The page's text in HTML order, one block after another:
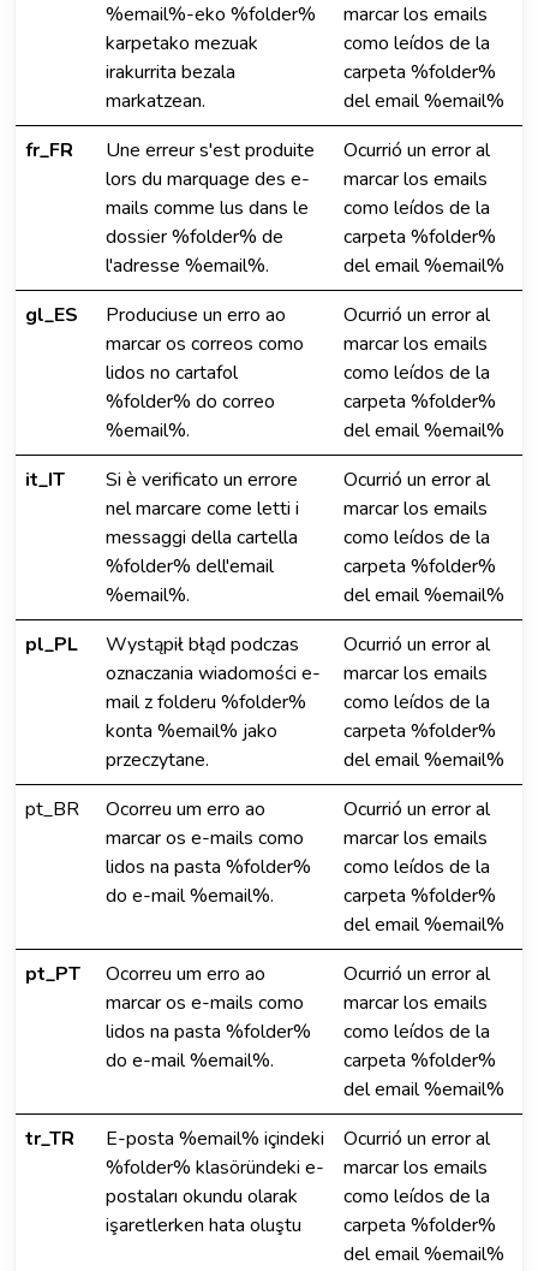
%email%-eko %folder%
karpetako mezuak
irakurrita bezala
markatzean.
marcar los emails
como leídos de la
carpeta %folder%
del email %email%
fr_FR
Une erreur s'est produite
lors du marquage des e-
mails comme lus dans le
dossier %folder% de
l'adresse %email%.
Ocurrió un error al
marcar los emails
como leídos de la
carpeta %folder%
del email %email%
gl_ES
Produciuse un erro ao
marcar os correos como
lidos no cartafol
%folder% do correo
%email%.
Ocurrió un error al
marcar los emails
como leídos de la
carpeta %folder%
del email %email%
it_IT
Si è verificato un errore
nel marcare come letti i
messaggi della cartella
%folder% dell'email
%email%.
Ocurrió un error al
marcar los emails
como leídos de la
carpeta %folder%
del email %email%
pl_PL
Wystąpił błąd podczas
oznaczania wiadomości e-
mail z folderu %folder%
konta %email% jako
przeczytane.
Ocurrió un error al
marcar los emails
como leídos de la
carpeta %folder%
del email %email%
pt_BR
Ocorreu um erro ao
marcar os e-mails como
lidos na pasta %folder%
do e-mail %email%.
Ocurrió un error al
marcar los emails
como leídos de la
carpeta %folder%
del email %email%
pt_PT
Ocorreu um erro ao
marcar os e-mails como
lidos na pasta %folder%
do e-mail %email%.
Ocurrió un error al
marcar los emails
como leídos de la
carpeta %folder%
del email %email%
tr_TR
E-posta %email% içindeki
%folder% klasöründeki e-
postaları okundu olarak
işaretlerken hata oluştu
Ocurrió un error al
marcar los emails
como leídos de la
carpeta %folder%
del email %email%